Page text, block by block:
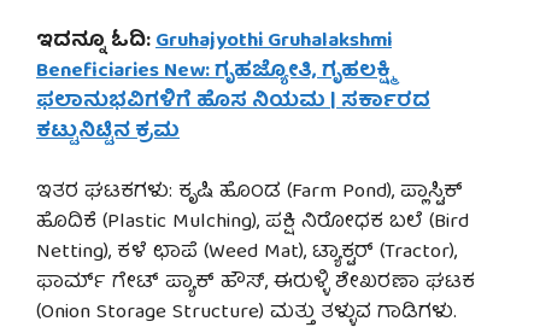
ಇದನ್ನೂ ಓದಿ:Gruhajyothi Gruhalakshmi
Beneficiaries New: ಗೃಹಜ್ಯೋತಿ, ಗೃಹಲಕ್ಷ್ಮಿ
ಫಲಾನುಭವಿಗಳಿಗೆ ಹೊಸ ನಿಯಮ | ಸರ್ಕಾರದ
ಕಟ್ಟುನಿಟ್ಟಿನ ಕ್ರಮ
ಇತರ ಘಟಕಗಳು: ಕೃಷಿ ಹೊಂಡ (Farm Pond), ಪ್ಲಾಸ್ಟಿಕ್
ಹೊದಿಕೆ (Plastic Mulching), ಪಕ್ಷಿ ನಿರೋಧಕ ಬಲೆ (Bird
Netting), ಕಳೆ ಛಾಪೆ (Weed Mat), ಟ್ಯಾಕ್ಟರ್ (Tractor),
ಫಾರ್ಮ್ ಗೇಟ್ ಪ್ಯಾಕ್ ಹೌಸ್, ಈರುಳ್ಳಿ ಶೇಖರಣಾ ಘಟಕ
(Onion Storage Structure) ಮತ್ತು ತಳ್ಳುವ ಗಾಡಿಗಳು.